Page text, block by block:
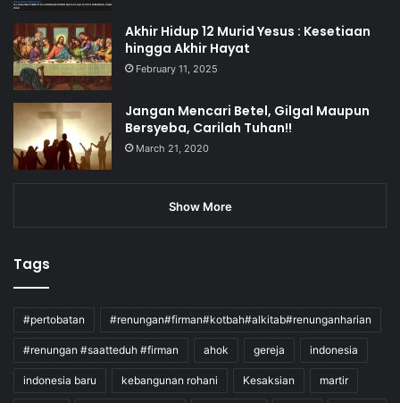
Akhir Hidup 12 Murid Yesus : Kesetiaan
hingga Akhir Hayat
February 11, 2025
Jangan Mencari Betel, Gilgal Maupun
Bersyeba, Carilah Tuhan!!
March 21, 2020
Show More
Tags
#pertobatan #renungan#firman#kotbah#alkitab#renunganharian
#renungan #saatteduh #firman ahok gereja indonesia
indonesia baru kebangunan rohani Kesaksian martir